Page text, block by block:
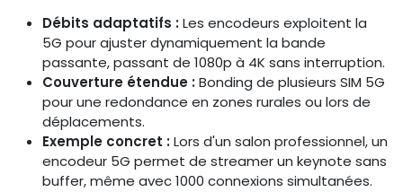
Débits adaptatifs :Les encodeurs exploitent la
5G pour ajuster dynamiquement la bande
passante, passant de 1080p à 4K sans interruption.
Couverture étendue :Bonding de plusieurs SIM 5G
pour une redondance en zones rurales ou lors de
déplacements.
Exemple concret :Lors d'un salon professionnel, un
encodeur 5G permet de streamer un keynote sans
buffer, même avec 1000 connexions simultanées.